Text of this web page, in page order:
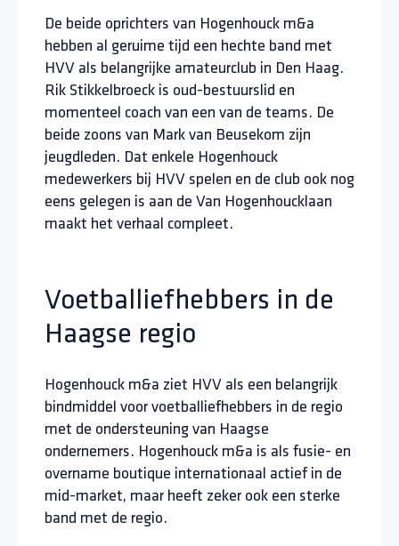
De beide oprichters van Hogenhouck m&a
hebben al geruime tijd een hechte band met
HVV als belangrijke amateurclub in Den Haag.
Rik Stikkelbroeck is oud-bestuurslid en
momenteel coach van een van de teams. De
beide zoons van Mark van Beusekom zijn
jeugdleden. Dat enkele Hogenhouck
medewerkers bij HVV spelen en de club ook nog
eens gelegen is aan de Van Hogenhoucklaan
maakt het verhaal compleet.
Voetballiefhebbers in de
Haagse regio
Hogenhouck m&a ziet HVV als een belangrijk
bindmiddel voor voetballiefhebbers in de regio
met de ondersteuning van Haagse
ondernemers. Hogenhouck m&a is als fusie- en
overname boutique internationaal actief in de
mid-market, maar heeft zeker ook een sterke
band met de regio.